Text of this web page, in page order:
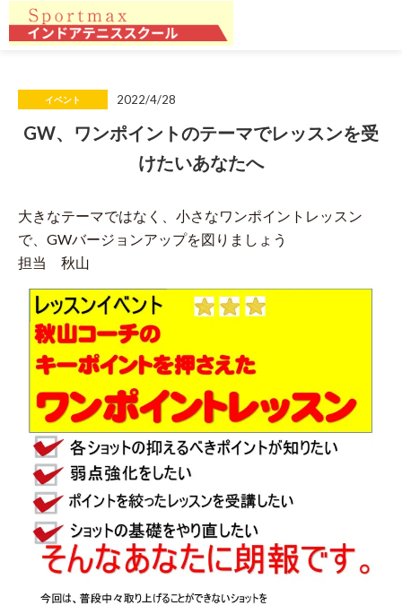
イベント 2022/4/28
GW、ワンポイントのテーマでレッスンを受
けたいあなたへ
大きなテーマではなく、小さなワンポイントレッスン
で、GWバージョンアップを図りましょう
担当 秋山